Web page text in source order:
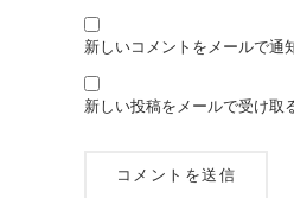
新しいコメントをメールで通
新しい投稿をメールで受け取